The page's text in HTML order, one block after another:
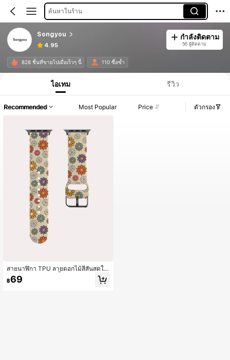
ค้นหาในร้าน
Songyou
4.95
กำลังติดตาม
56 ผู้ติดตาม
828 ชิ้นที่ขายไปเมื่อเร็วๆ นี้ 110 ซื้อซ้ำ
ไอเทม รีวิว
Recommended Most Popular Price ตัวกรอง
สายนาฬิกา TPU ลายดอกไม้สีสันสดใส
ลายการ์ตูนน่ารัก 1 ชิ้น เข้ากันได้กับ Ap
ple Watch Ultra/SE/Series 10/9/8/7/
฿69